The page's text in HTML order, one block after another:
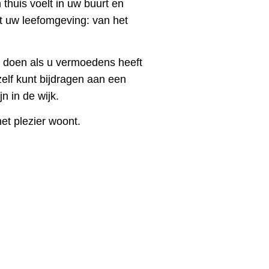
voelt in uw buurt en
uw leefomgeving: van het
als u vermoedens heeft
kunt bijdragen aan een
in de wijk.
plezier woont.